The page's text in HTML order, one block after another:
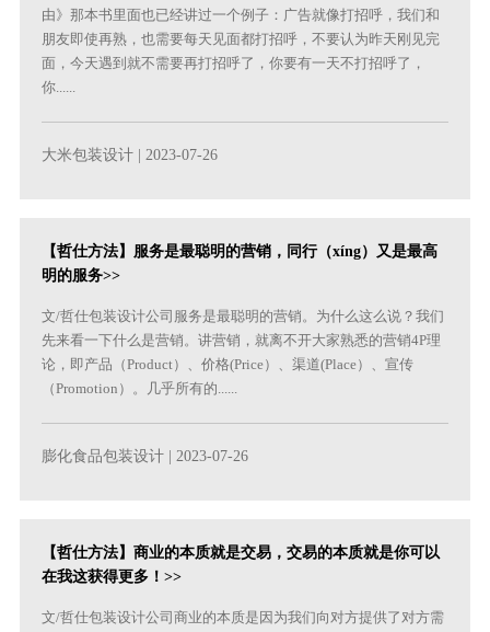
由》那本书里面也已经讲过一个例子：广告就像打招呼，我们和
朋友即使再熟，也需要每天见面都打招呼，不要认为昨天刚见完
面，今天遇到就不需要再打招呼了，你要有一天不打招呼了，
你......
大米包装设计 | 2023-07-26
【哲仕方法】服务是最聪明的营销，同行（xíng）又是最高
明的服务>>
文/哲仕包装设计公司服务是最聪明的营销。为什么这么说？我们
先来看一下什么是营销。讲营销，就离不开大家熟悉的营销4P理
论，即产品（Product）、价格(Price）、渠道(Place）、宣传
（Promotion）。几乎所有的......
膨化食品包装设计 | 2023-07-26
【哲仕方法】商业的本质就是交易，交易的本质就是你可以
在我这获得更多！>>
文/哲仕包装设计公司商业的本质是因为我们向对方提供了对方需